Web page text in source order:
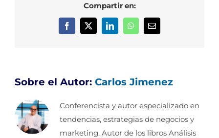
Compartir en:
Facebook
X LinkedInWhatsAppCorreo
Sobre el Autor: Carlos Jimenez
Conferencista y autor especializado en
tendencias, estrategias de negocios y
marketing. Autor de los libros Análisis